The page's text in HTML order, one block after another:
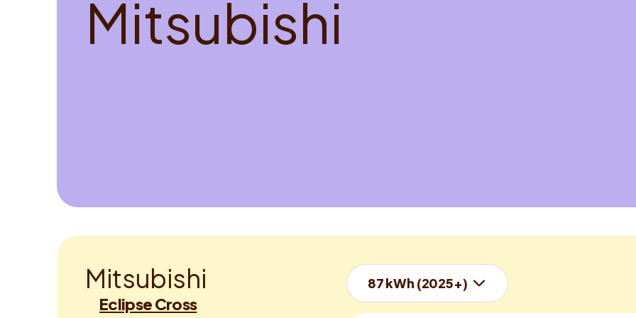
Mitsubishi
Mitsubishi
Eclipse Cross
87 kWh (2025+)